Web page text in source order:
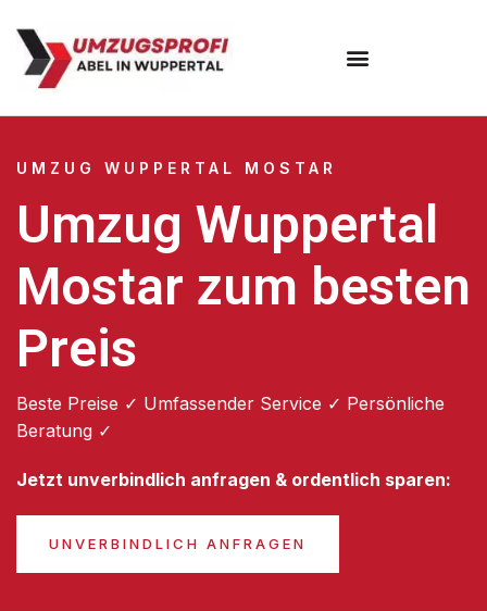
UMZUG WUPPERTAL MOSTAR
Umzug Wuppertal
Mostar zum besten
Preis
Beste Preise ✓ Umfassender Service ✓ Persönliche
Beratung ✓
Jetzt unverbindlich anfragen & ordentlich sparen:
UNVERBINDLICH ANFRAGEN